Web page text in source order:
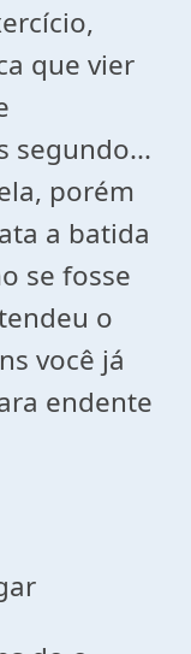
que vier
segundo...
porém
a batida
se fosse
o
você já
endente